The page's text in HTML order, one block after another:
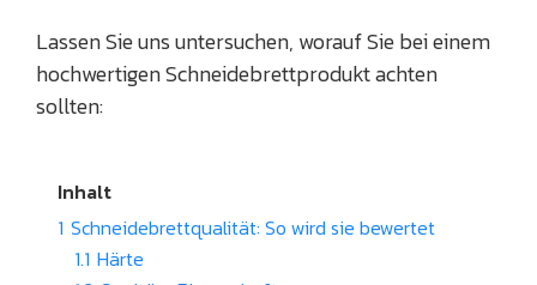
Lassen Sie uns untersuchen, worauf Sie bei einem
hochwertigen Schneidebrettprodukt achten
sollten:
Inhalt
1 Schneidebrettqualität: So wird sie bewertet
1.1 Härte